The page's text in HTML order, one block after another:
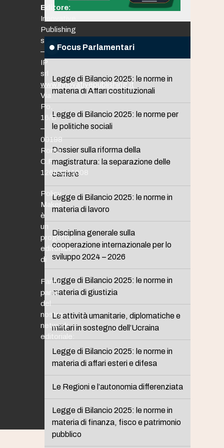
Focus Parlamentari
Legge di Bilancio 2025: le norme in
materia di Affari costituzionali
Legge di Bilancio 2025: le norme per
le politiche sociali
Dossier sulla riforma della
magistratura: la separazione delle
carriere
Legge di Bilancio 2025: le norme in
materia di lavoro
Disciplina generale sulla
cooperazione internazionale per lo
sviluppo 2024 – 2026
Legge di Bilancio 2025: le norme in
materia di giustizia
Le attività umanitarie, diplomatiche e
militari in sostegno dell’Ucraina
Legge di Bilancio 2025: le norme in
materia di affari esteri e difesa
Le Regioni e l’autonomia differenziata
Legge di Bilancio 2025: le norme in
materia di finanza, fisco e patrimonio
pubblico
Editore:
Innovative
Publishing
srl
–
IP
srl
www.innovativepublishing.it
Via
Po,
16/B
–
00198
Roma
C.F.
12653211008
Policy
Maker
è
un
progetto
editoriale
di
Fanno
parte
del
nostro
network
editoriale: